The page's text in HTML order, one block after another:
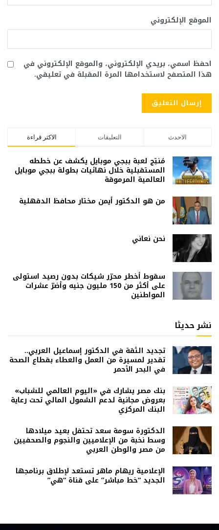
الموقع الإلكتروني
احفظ اسمي، بريدي الإلكتروني، والموقع الإلكتروني في
هذا المتصفح لاستخدامها المرة المقبلة في تعليقي.
الاكثر قراءة التعليقات الاحدث
مُنتِج لعبة ببجي موبايل يكشف عن خططه
المستقبلية خلال نهائيات بطولة ببجي موبايل
العالمية المرموقة
من هو الدكتور أيمن مختار محافظ الدقهلية
نحن نعاني
سقوط أخطر محرّر شيكات بدون رصيد استولى
على أكثر من 150 مليون جنيه وأضرّ عشرات
المواطنين
نشر حديثا
تجديد الثقة في الدكتور إسماعيل العربي..
تقدير لمسيرة من العمل والعطاء بقطاع الصحة
في البحر الأحمر
بنك مصر يشارك في «اليوم العالمي للشباب»
بعروض مجانية لدعم الشمول المالي تحت رعاية
البنك المركزي
الدكتورة سومة سعد تحتفل بعيد ميلادها
وسط نخبة من الإعلاميين والنجوم والصحفيين
من مصر والوطن العربي
الإعلامية ريهام ماهر تستعد لإطلاق برنامجها
الجديد “خط مباشر” على قناة “هي”